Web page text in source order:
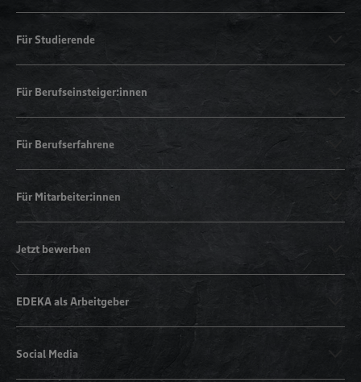
Für Studierende
Für Berufseinsteiger:innen
Für Berufserfahrene
Für Mitarbeiter:innen
Jetzt bewerben
EDEKA als Arbeitgeber
Social Media